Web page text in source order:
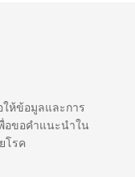
ให้ข้อมูลและการ
อขอคำแนะนำใน
โรค